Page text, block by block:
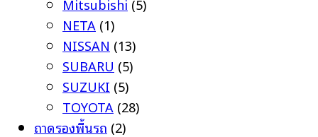
NETA (1)
NISSAN (13)
SUBARU (5)
SUZUKI (5)
TOYOTA (28)
ถาดรองพื้นรถ (2)